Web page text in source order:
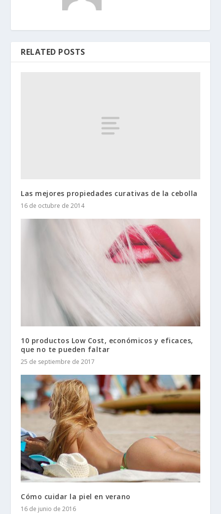
RELATED POSTS
Las mejores propiedades curativas de la cebolla
16 de octubre de 2014
10 productos Low Cost, económicos y eficaces,
que no te pueden faltar
25 de septiembre de 2017
Cómo cuidar la piel en verano
16 de junio de 2016